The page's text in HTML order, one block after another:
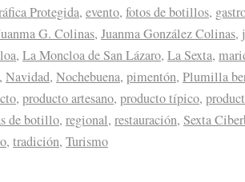
Protegida, evento, fotos de botillos,
G. Colinas, Juanma González Colinas,
, La Moncloa de San Lázaro, La Sexta,
, Navidad, Nochebuena, pimentón, Plumilla
, producto artesano, producto típico,
de botillo, regional, restauración, Sexta
, tradición, Turismo